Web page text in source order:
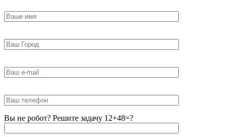
Вы не робот? Решите задачу 12+48=?